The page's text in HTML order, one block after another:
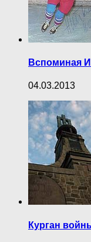
Вспоминая
04.03.2013
Курган